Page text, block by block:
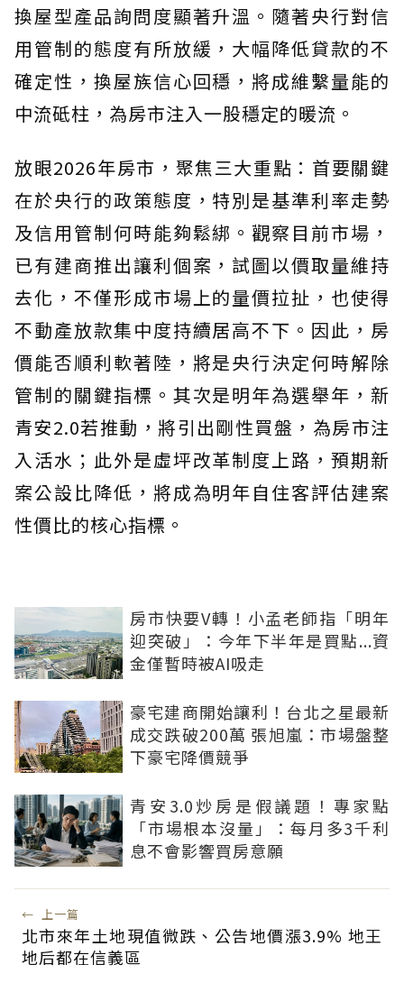
換屋型產品詢問度顯著升溫。隨著央行對信
用管制的態度有所放緩，大幅降低貸款的不
確定性，換屋族信心回穩，將成維繫量能的
中流砥柱，為房市注入一股穩定的暖流。
放眼2026年房市，聚焦三大重點：首要關鍵
在於央行的政策態度，特別是基準利率走勢
及信用管制何時能夠鬆綁。觀察目前市場，
已有建商推出讓利個案，試圖以價取量維持
去化，不僅形成市場上的量價拉扯，也使得
不動產放款集中度持續居高不下。因此，房
價能否順利軟著陸，將是央行決定何時解除
管制的關鍵指標。其次是明年為選舉年，新
青安2.0若推動，將引出剛性買盤，為房市注
入活水；此外是虛坪改革制度上路，預期新
案公設比降低，將成為明年自住客評估建案
性價比的核心指標。
房市快要V轉！小孟老師指「明年
迎突破」：今年下半年是買點...資
金僅暫時被AI吸走
豪宅建商開始讓利！台北之星最新
成交跌破200萬 張旭嵐：市場盤整
下豪宅降價競爭
青安3.0炒房是假議題！專家點
「市場根本沒量」：每月多3千利
息不會影響買房意願
← 上一篇
北市來年土地現值微跌、公告地價漲3.9% 地王
地后都在信義區